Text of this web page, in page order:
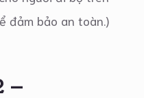
đảm bảo an toàn.)
–